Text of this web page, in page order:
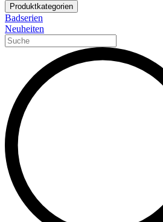
Produktkategorien
Badserien
Neuheiten